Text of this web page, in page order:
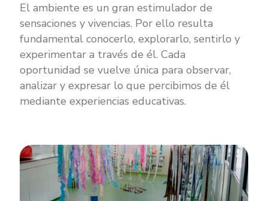
El ambiente es un gran estimulador de
sensaciones y vivencias. Por ello resulta
fundamental conocerlo, explorarlo, sentirlo y
experimentar a través de él. Cada
oportunidad se vuelve única para observar,
analizar y expresar lo que percibimos de él
mediante experiencias educativas.